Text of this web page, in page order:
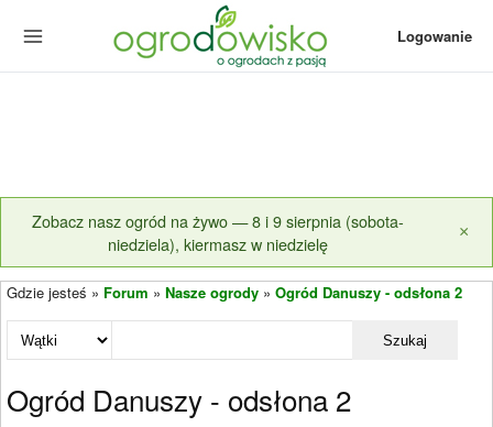
Logowanie
Zobacz nasz ogród na żywo — 8 i 9 sierpnia (sobota-
niedziela), kiermasz w niedzielę
×
Gdzie jesteś » Forum » Nasze ogrody » Ogród Danuszy - odsłona 2
Szukaj
Ogród Danuszy - odsłona 2